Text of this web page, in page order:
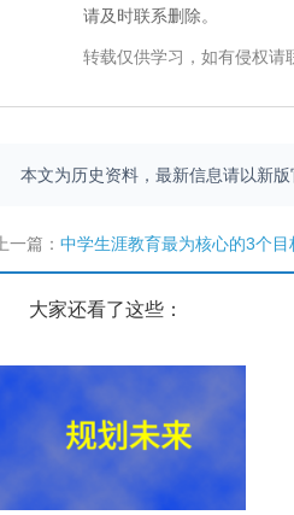
请及时联系删除。
转载仅供学习，如有侵权请
本文为历史资料，最新信息请以新版
上一篇： 中学生涯教育最为核心的3个目
大家还看了这些：